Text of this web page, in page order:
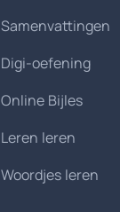
Samenvattingen
Digi-oefening
Online Bijles
Leren leren
Woordjes leren